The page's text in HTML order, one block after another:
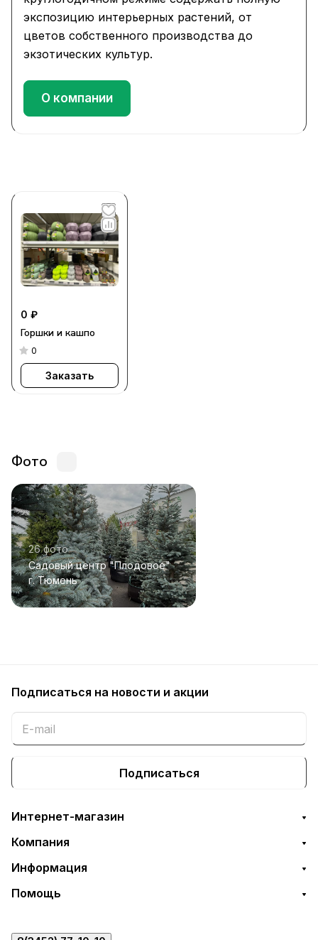
экспозицию интерьерных растений, от
цветов собственного производства до
экзотических культур.
О компании
0 ₽
Горшки и кашпо
0
Заказать
Фото
26 фото
Садовый центр "Плодовое"
г. Тюмень
Подписаться на новости и акции
Подписаться
Интернет-магазин
Компания
Информация
Помощь